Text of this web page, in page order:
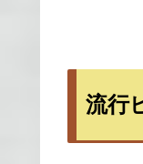
流行